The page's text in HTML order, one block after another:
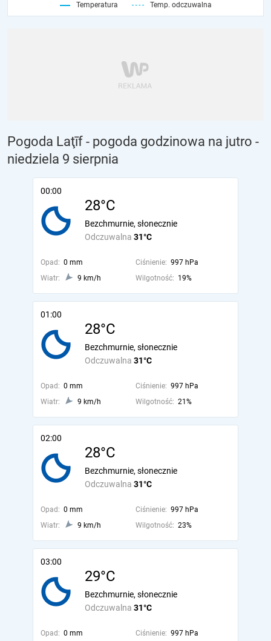
Temperatura Temp. odczuwalna
Pogoda Laţīf - pogoda godzinowa na jutro -
niedziela 9 sierpnia
00:00
28°C
Odczuwalna 31°C
Bezchmurnie, słonecznie
Opad: 0 mm Ciśnienie: 997 hPa
Wiatr:
9 km/h Wilgotność: 19%
01:00
28°C
Odczuwalna 31°C
Bezchmurnie, słonecznie
Opad: 0 mm Ciśnienie: 997 hPa
Wiatr:
9 km/h Wilgotność: 21%
02:00
28°C
Odczuwalna 31°C
Bezchmurnie, słonecznie
Opad: 0 mm Ciśnienie: 997 hPa
Wiatr:
9 km/h Wilgotność: 23%
03:00
29°C
Odczuwalna 31°C
Bezchmurnie, słonecznie
Opad: 0 mm Ciśnienie: 997 hPa